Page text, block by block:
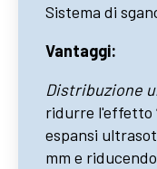
Sistema di
Vantaggi:
Distribuzione
ridurre l'effetto
espansi
mm e